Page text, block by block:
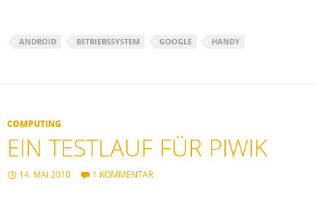
ANDROID BETRIEBSSYSTEM GOOGLE HANDY
COMPUTING
EIN TESTLAUF FÜR PIWIK
14. MAI 2010 1 KOMMENTAR